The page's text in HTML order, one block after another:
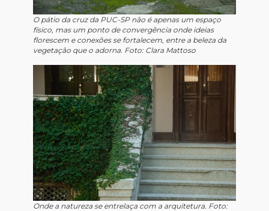
O pátio da cruz da PUC-SP não é apenas um espaço
físico, mas um ponto de convergência onde ideias
florescem e conexões se fortalecem, entre a beleza da
vegetação que o adorna. Foto: Clara Mattoso
Onde a natureza se entrelaça com a arquitetura. Foto: